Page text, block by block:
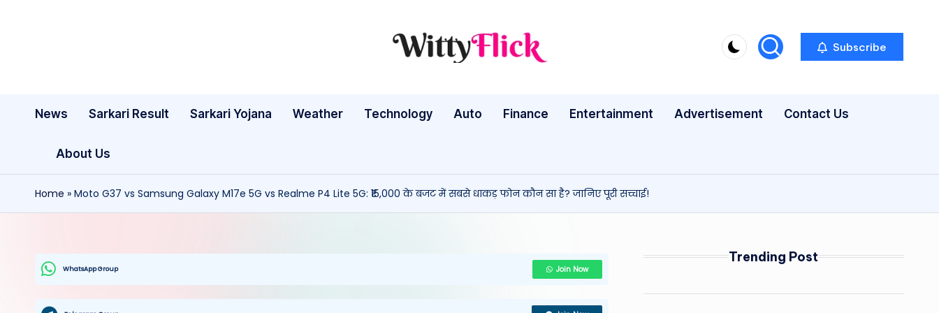
W
ty
ic
k:
WittyFlick:
Tech
Around
Subscribe
News Sarkari Result Sarkari Yojana Weather Technology Auto Finance Entertainment Advertisement Contact Us
About Us
Home » Moto G37 vs Samsung Galaxy M17e 5G vs Realme P4 Lite 5G: ₹15,000 के बजट में सबसे धाकड़ फोन कौन सा है? जानिए पूरी सच्चाई!
WhatsApp Group Join Now
Trending Post